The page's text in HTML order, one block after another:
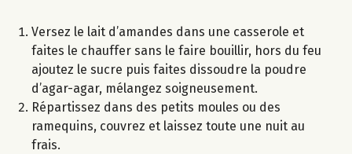
Versez le lait d’amandes dans une casserole et
faites le chauffer sans le faire bouillir, hors du feu
ajoutez le sucre puis faites dissoudre la poudre
d’agar-agar, mélangez soigneusement.
Répartissez dans des petits moules ou des
ramequins, couvrez et laissez toute une nuit au
frais.